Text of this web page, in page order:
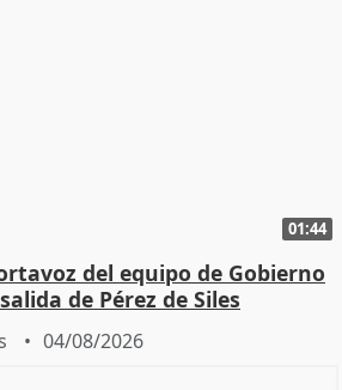
01:44
del equipo de Gobierno
de Pérez de Siles
04/08/2026